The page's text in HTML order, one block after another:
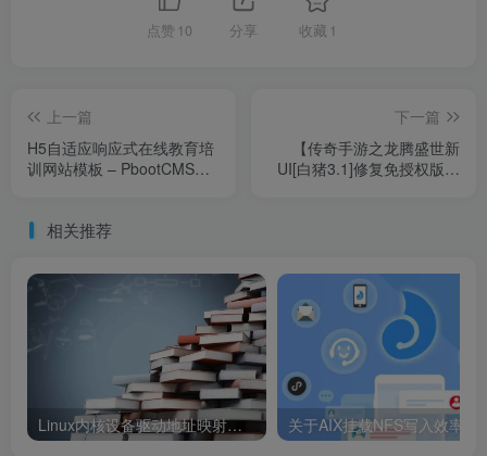
点赞 10 分享 收藏 1
上一篇
H5自适应响应式在线教育培
训网站模板 – PbootCMS教
下一篇
【传奇手游之龙腾盛世新
UI[白猪3.1]修复免授权版】
能网页授权物品后台-GM直
冲网页后台-安卓苹果IOS双
端版本！
相关推荐
Linux内核设备驱动地址映射笔记整理